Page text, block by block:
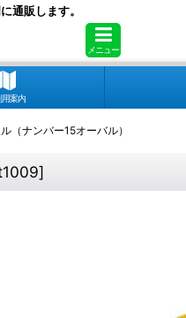
通販します。
メニュー
用案内
（ナンバー15オーバル）
]